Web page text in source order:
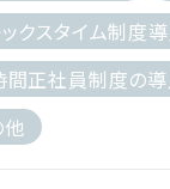
クスタイム制度
間正社員制度の導
他